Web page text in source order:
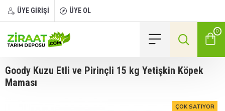
ÜYE GİRİŞİ ÜYE OL
0
Goody Kuzu Etli ve Pirinçli 15 kg Yetişkin Köpek
Maması
ÇOK SATIYOR